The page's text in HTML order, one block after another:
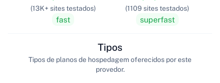
(13K+ sites testados)
fast
(1109 sites testados)
superfast
Tipos
Tipos de planos de hospedagem oferecidos por este
provedor.